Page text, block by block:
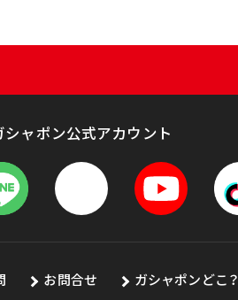
シャポン公式アカウント
お問合せ ガシャポンどこ？